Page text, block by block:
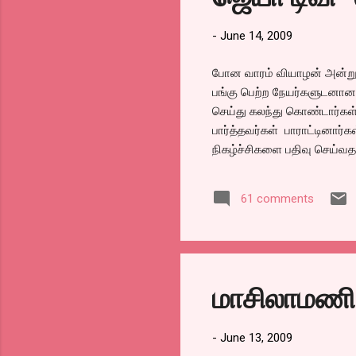
- June 14, 2009
போன வாரம் வியாழன் அன்று
பங்கு பெற்ற
செய்து கலந்து
பார்த்தவர்கள்
நிகழ்ச்சிகளை பதிவு
செய்யாதே.) அந்த கடைசி
மறு ஒளிபரப்பு வந்த
பதிவு செய்ய
61 comments
- June 13, 2009